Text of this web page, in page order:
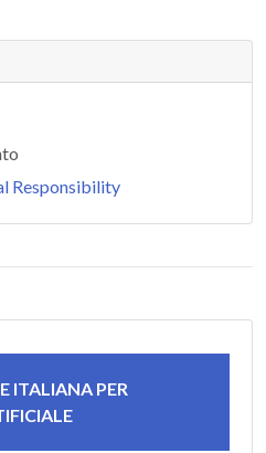
Responsibility
ITALIANA PER